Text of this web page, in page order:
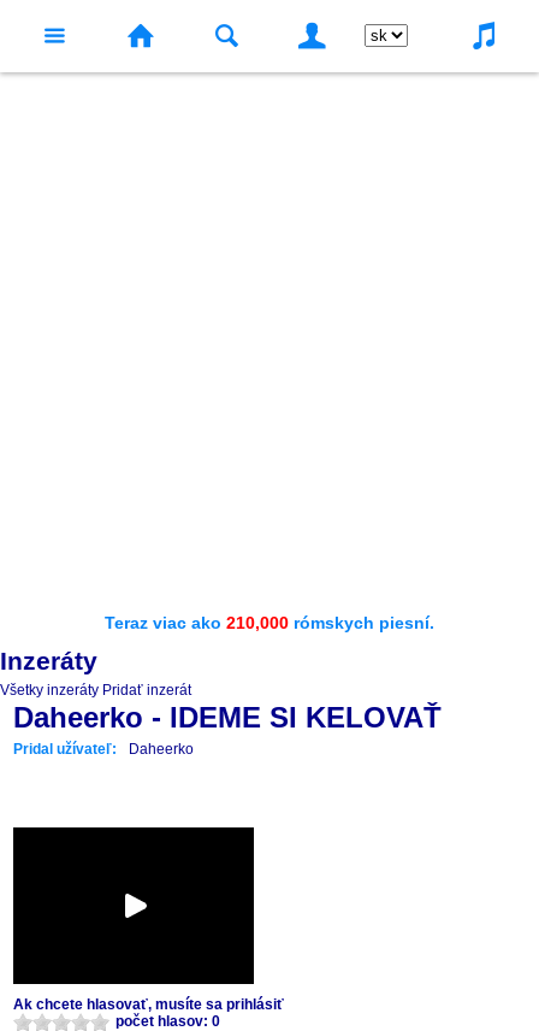
Teraz viac ako 210,000 rómskych piesní.
Inzeráty
Všetky inzeráty Pridať inzerát
Daheerko - IDEME SI KELOVAŤ
Pridal užívateľ: Daheerko
Ak chcete hlasovať, musíte sa prihlásiť
počet hlasov: 0